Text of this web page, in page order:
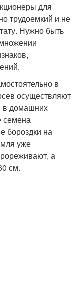
для
трудоемкий и не
Нужно быть
в
осуществляют
в домашних
семена
бороздки на
уже
а
см.